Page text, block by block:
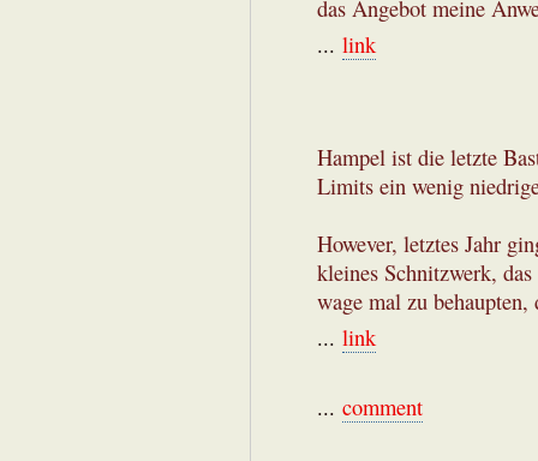
das Angebot meine
... link
Hampel ist die letzte
Limits ein wenig
However, letztes Jahr
kleines Schnitzwerk,
wage mal zu
... link
... comment